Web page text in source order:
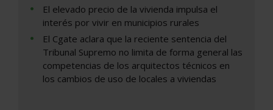
El elevado precio de la vivienda impulsa el
interés por vivir en municipios rurales
El Cgate aclara que la reciente sentencia del
Tribunal Supremo no limita de forma general las
competencias de los arquitectos técnicos en
los cambios de uso de locales a viviendas